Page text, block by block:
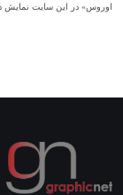
اوروس» در این سایت نمایش